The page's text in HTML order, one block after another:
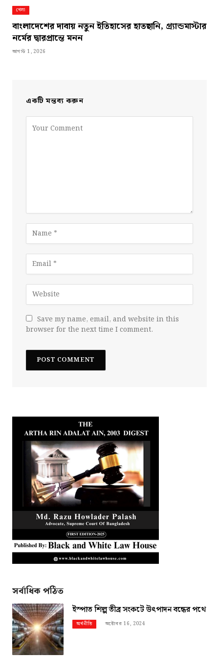
খেলা
বাংলাদেশের দাবায় নতুন ইতিহাসের হাতছানি, গ্র্যান্ডমাস্টার
নর্মের দ্বারপ্রান্তে মনন
আগস্ট 1, 2026
একটি মন্তব্য করুন
Save my name, email, and website in this
browser for the next time I comment.
সর্বাধিক পঠিত
ইস্পাত শিল্প তীব্র সংকটে উৎপাদন বন্ধের পথে
অর্থনীতি অক্টোবর 16, 2024